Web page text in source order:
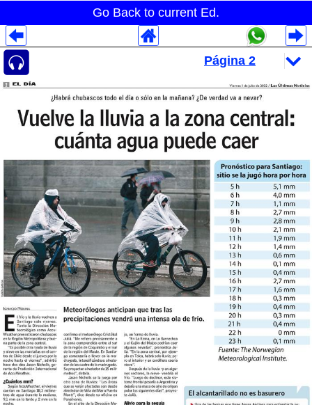
Go Back to current Ed.
Despliegues Analytics
Despliegues Totales
Despliegues por Rubros